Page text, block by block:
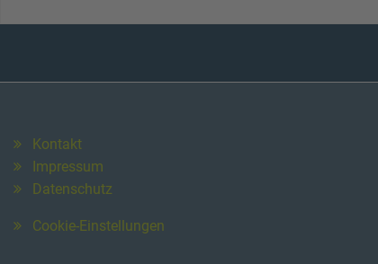
Kontakt
Impressum
Datenschutz
Cookie-Einstellungen